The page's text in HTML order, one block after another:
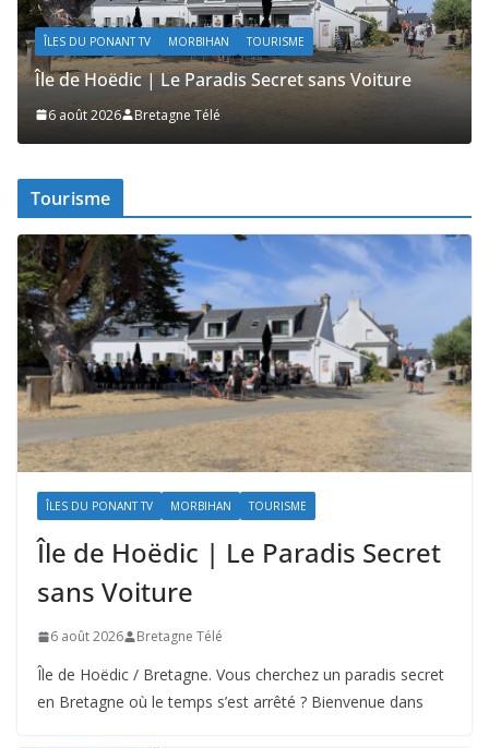
ÎLES DU PONANT TV MORBIHAN TOURISME
Île de Hoëdic | Le Paradis Secret sans Voiture
6 août 2026 Bretagne Télé
Tourisme
ÎLES DU PONANT TV MORBIHAN TOURISME
Île de Hoëdic | Le Paradis Secret
sans Voiture
6 août 2026 Bretagne Télé
Île de Hoëdic / Bretagne. Vous cherchez un paradis secret
en Bretagne où le temps s’est arrêté ? Bienvenue dans